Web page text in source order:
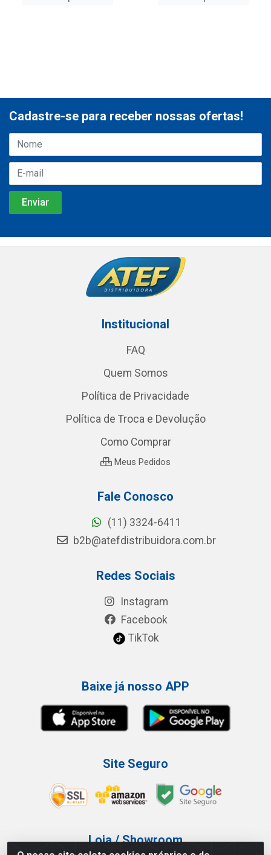
Cadastre-se para receber nossas ofertas!
Institucional
FAQ
Quem Somos
Política de Privacidade
Política de Troca e Devolução
Como Comprar
Meus Pedidos
Fale Conosco
(11) 3324-6411
b2b@atefdistribuidora.com.br
Redes Sociais
Instagram
Facebook
TikTok
Baixe já nosso APP
Site Seguro
Loja / Showroom